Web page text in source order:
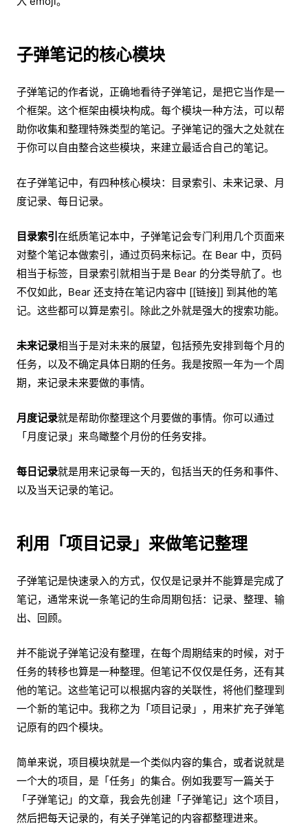
子弹笔记的核心模块
子弹笔记的作者说，正确地看待子弹笔记，是把它当作是一
个框架。这个框架由模块构成。每个模块一种方法，可以帮
助你收集和整理特殊类型的笔记。子弹笔记的强大之处就在
于你可以自由整合这些模块，来建立最适合自己的笔记。
在子弹笔记中，有四种核心模块：目录索引、未来记录、月
度记录、每日记录。
目录索引 在纸质笔记本中，子弹笔记会专门利用几个页面来
对整个笔记本做索引，通过页码来标记。在 Bear 中，页码
相当于标签，目录索引就相当于是 Bear 的分类导航了。也
不仅如此，Bear 还支持在笔记内容中 [[链接]] 到其他的笔
记。这些都可以算是索引。除此之外就是强大的搜索功能。
未来记录相当于是对未来的展望，包括预先安排到每个月的
任务，以及不确定具体日期的任务。我是按照一年为一个周
期，来记录未来要做的事情。
月度记录就是帮助你整理这个月要做的事情。你可以通过
「月度记录」来鸟瞰整个月份的任务安排。
每日记录就是用来记录每一天的，包括当天的任务和事件、
以及当天记录的笔记。
利用「项目记录」来做笔记整理
子弹笔记是快速录入的方式，仅仅是记录并不能算是完成了
笔记，通常来说一条笔记的生命周期包括：记录、整理、输
出、回顾。
并不能说子弹笔记没有整理，在每个周期结束的时候，对于
任务的转移也算是一种整理。但笔记不仅仅是任务，还有其
他的笔记。这些笔记可以根据内容的关联性，将他们整理到
一个新的笔记中。我称之为「项目记录」，用来扩充子弹笔
记原有的四个模块。
简单来说，项目模块就是一个类似内容的集合，或者说就是
一个大的项目，是「任务」的集合。例如我要写一篇关于
「子弹笔记」的文章，我会先创建「子弹笔记」这个项目，
然后把每天记录的，有关子弹笔记的内容都整理进来。